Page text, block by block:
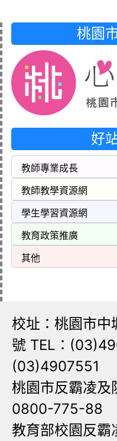
桃園
好
校址：桃園市中
號 TEL：
(03)4907551
桃園市反霸凌及
0800-775-88
教育部校園反